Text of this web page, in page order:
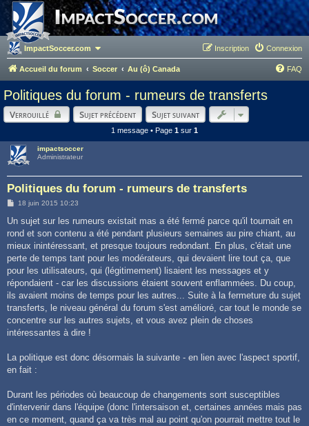
ImpactSoccer.com Connexion
Inscription
Accueil du forum Soccer Au (ô) Canada FAQ
Politiques du forum - rumeurs de transferts
Verrouillé Sujet précédent Sujet suivant
1 message • Page 1 sur 1
impactsoccer
Administrateur
Politiques du forum - rumeurs de transferts
M
s
a
g
18 juin 2015 10:23
Un sujet sur les rumeurs existait mas a été fermé parce qu'il tournait en
rond et son contenu a été pendant plusieurs semaines au pire chiant, au
mieux inintéressant, et presque toujours redondant. En plus, c'était une
perte de temps tant pour les modérateurs, qui devaient lire tout ça, que
pour les utilisateurs, qui (légitimement) lisaient les messages et y
répondaient - car les discussions étaient souvent enflammées. Du coup,
ils avaient moins de temps pour les autres... Suite à la fermeture du sujet
transferts, le niveau général du forum s'est amélioré, car tout le monde se
concentre sur les autres sujets, et vous avez plein de choses
intéressantes à dire !
La politique est donc désormais la suivante - en lien avec l'aspect sportif,
en fait :
Durant les périodes où beaucoup de changements sont susceptibles
d'intervenir dans l'équipe (donc l'intersaison et, certaines années mais pas
en ce moment, quand ça va très mal au point qu'on pourrait mettre tout le